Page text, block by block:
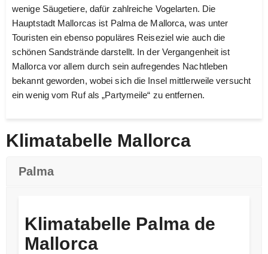
wenige Säugetiere, dafür zahlreiche Vogelarten. Die
Hauptstadt Mallorcas ist Palma de Mallorca, was unter
Touristen ein ebenso populäres Reiseziel wie auch die
schönen Sandstrände darstellt. In der Vergangenheit ist
Mallorca vor allem durch sein aufregendes Nachtleben
bekannt geworden, wobei sich die Insel mittlerweile versucht
ein wenig vom Ruf als „Partymeile“ zu entfernen.
Klimatabelle Mallorca
Palma
Klimatabelle Palma de
Mallorca